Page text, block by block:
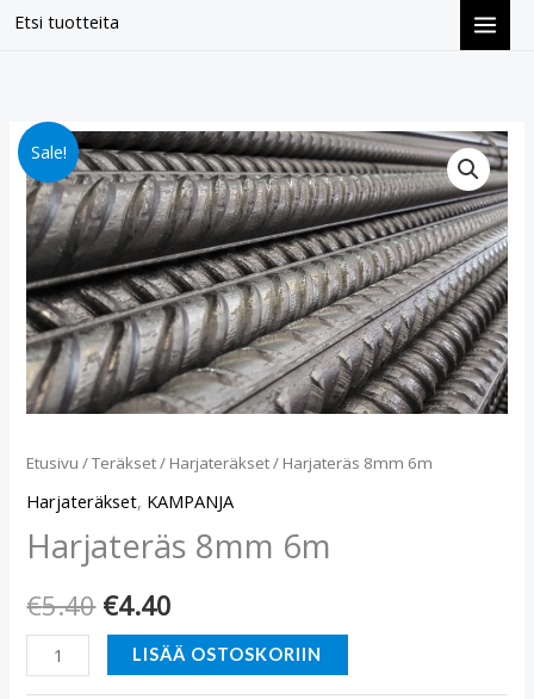
Etsi tuotteita
Siirry
Sale!
Etusivu /Teräkset/ Harjateräkset/ Harjateräs 8mm 6m
Harjateräkset, KAMPANJA
Harjateräs 8mm 6m
€5.40
Alkuperäinen
hinta
oli:
€5.40.
€4.40
Nykyinen
hinta
on:
€4.40.
Harjateräs
8mm
6m
määrä
LISÄÄ OSTOSKORIIN